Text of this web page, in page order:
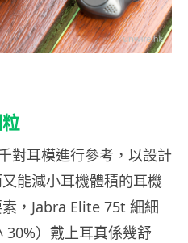
對耳模進行參考，以設計
能減小耳機體積的耳機
，Jabra Elite 75t 細細
）戴上耳真係幾舒